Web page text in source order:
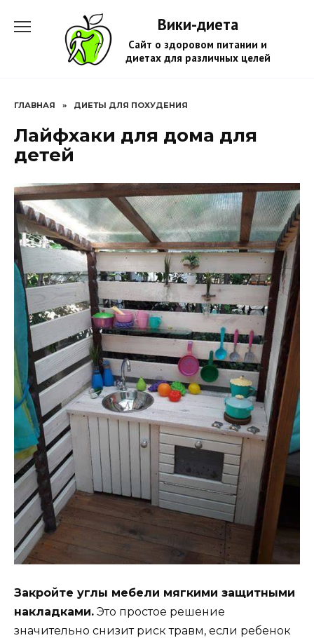
содержанию
Вики-диета
Сайт о здоровом питании и
диетах для различных целей
ГЛАВНАЯ » ДИЕТЫ ДЛЯ ПОХУДЕНИЯ
Лайфхаки для дома для
детей
Закройте углы мебели мягкими защитными
накладками. Это простое решение
значительно снизит риск травм, если ребенок